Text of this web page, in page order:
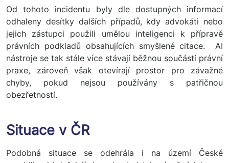
Od tohoto incidentu byly dle dostupných informací
odhaleny desítky dalších případů, kdy advokáti nebo
jejich zástupci použili umělou inteligenci k přípravě
právních podkladů obsahujících smyšlené citace. AI
nástroje se tak stále více stávají běžnou součástí právní
praxe, zároveň však otevírají prostor pro závažné
chyby, pokud nejsou používány s patřičnou
obezřetností.
Situace v ČR
Podobná situace se odehrála i na území České